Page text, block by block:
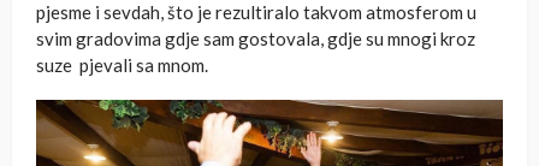
pjesme i sevdah, što je rezultiralo takvom atmosferom u
svim gradovima gdje sam gostovala, gdje su mnogi kroz
suze pjevali sa mnom.